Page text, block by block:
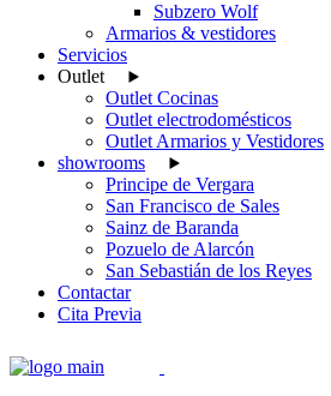
Subzero Wolf
Armarios & vestidores
Servicios
Outlet
Outlet Cocinas
Outlet electrodomésticos
Outlet Armarios y Vestidores
showrooms
Principe de Vergara
San Francisco de Sales
Sainz de Baranda
Pozuelo de Alarcón
San Sebastián de los Reyes
Contactar
Cita Previa